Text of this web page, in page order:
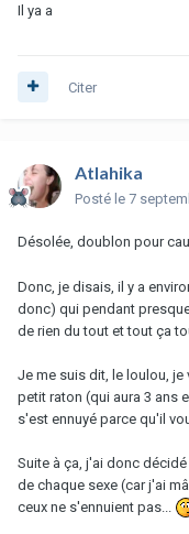
Il ya a
Citer
Atlahika
Posté le 7
Désolée, doublon pour
Donc, je disais, il y a
donc) qui pendant
de rien du tout et tout ça
Je me suis dit, le loulou,
petit raton (qui aura 3 ans
s'est ennuyé parce qu'il
Suite à ça, j'ai donc
de chaque sexe (car j'ai
ceux ne s'ennuient pas...